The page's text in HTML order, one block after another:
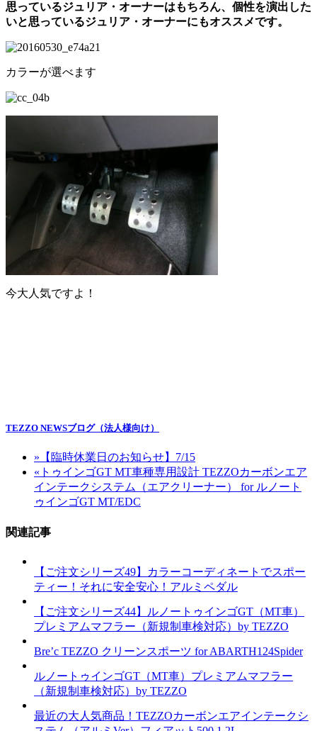
思っているジュリア・オーナーはもちろん、個性を演出した
いと思っているジュリア・オーナーにもオススメです。
カラーが選べます
今大人気ですよ！
TEZZO NEWSブログ（法人様向け）
» 【臨時休業日のお知らせ】7/15
« トゥインゴGT MT車種専用設計 TEZZOカーボンエア
インテークシステム（エアクリーナー） for ルノート
ゥインゴGT MT/EDC
関連記事
【ご注文シリーズ49】カラーコーディネートでスポー
ティー！それに安全安心！アルミペダル
【ご注文シリーズ44】ルノートゥインゴGT（MT車）
プレミアムマフラー（新規制車検対応）by TEZZO
Bre’c TEZZO クリーンスポーツ for ABARTH124Spider
ルノートゥインゴGT（MT車）プレミアムマフラー
（新規制車検対応）by TEZZO
最近の大人気商品！TEZZOカーボンエアインテークシ